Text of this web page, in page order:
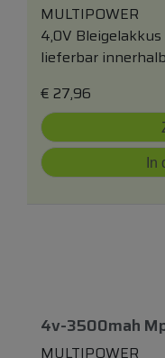
MULTIPOWER
4,0V Bleigelakkus
lieferbar
€ 27,96
In
4v-3500mah
MULTIPOWER